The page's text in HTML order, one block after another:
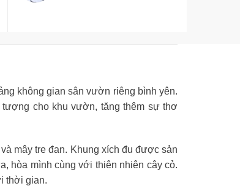
không gian sân vườn riêng bình yên.
cho khu vườn, tăng thêm sự thơ
mây tre đan. Khung xích đu được sản
hòa mình cùng với thiên nhiên cây cỏ.
thời gian.